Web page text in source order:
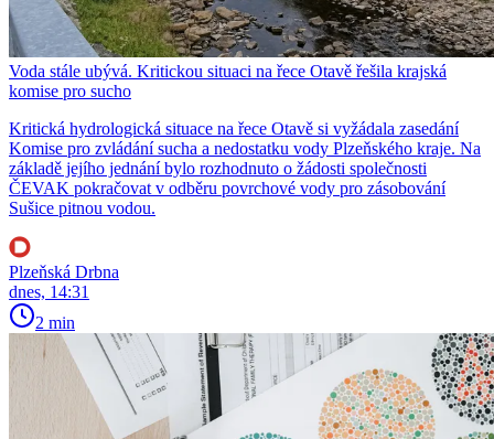
Voda stále ubývá. Kritickou situaci na řece Otavě řešila krajská
komise pro sucho
Kritická hydrologická situace na řece Otavě si vyžádala zasedání
Komise pro zvládání sucha a nedostatku vody Plzeňského kraje. Na
základě jejího jednání bylo rozhodnuto o žádosti společnosti
ČEVAK pokračovat v odběru povrchové vody pro zásobování
Sušice pitnou vodou.
Plzeňská Drbna
dnes, 14:31
2 min